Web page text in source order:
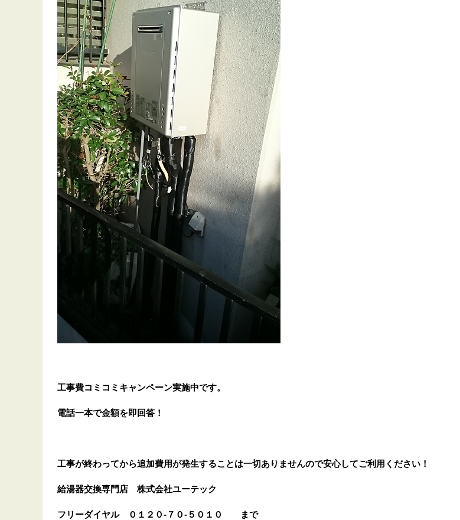
工事費コミコミキャンペーン実施中です。
電話一本で金額を即回答！
工事が終わってから追加費用が発生することは一切ありませんので安心してご利用ください！
給湯器交換専門店 株式会社ユーテック
フリーダイヤル ０１２０-７０-５０１０ まで